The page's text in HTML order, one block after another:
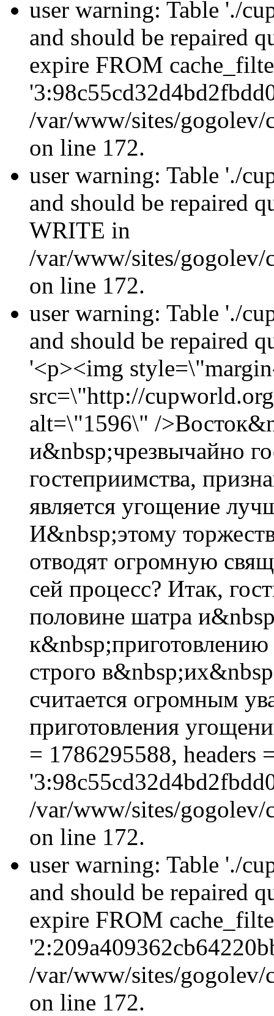
user warning: Table './
and should be repaired
expire FROM
/var/www/sites/gogolev/
on line 172.
user warning: Table './
and should be repaired
WRITE in
/var/www/sites/gogolev/
on line 172.
user warning: Table './
and should be repaired
'<p><img
src=\"http://
alt=\"1596\" /
и&nbsp;чрезвычайно
гостеприимства,
является угощение
И&nbsp;этому
отводят огромную
сей процесс? Итак,
половине шатра
к&nbsp;приготовлению
строго
считается огромным
приготовления
= 1786295588, headers
/var/www/sites/gogolev/
on line 172.
user warning: Table './
and should be repaired
expire FROM
/var/www/sites/gogolev/
on line 172.